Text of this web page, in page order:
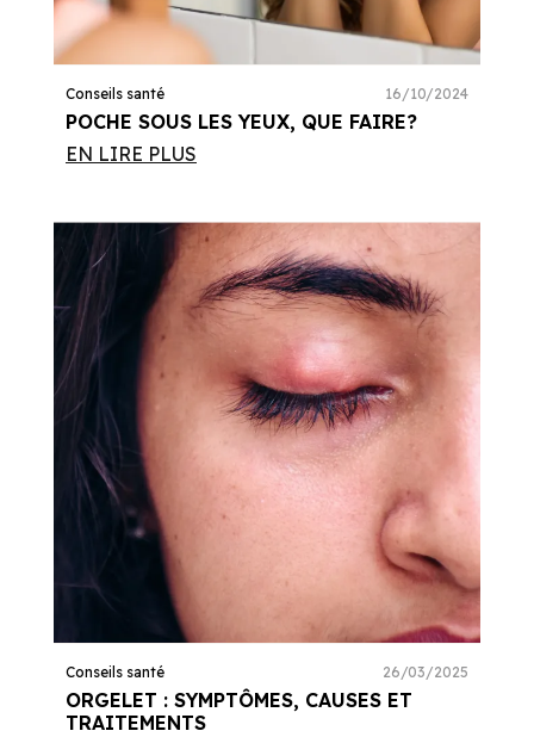
POCHE SOUS LES YEUX, QUE FAIRE?
Conseils santé 16/10/2024
EN LIRE PLUS
ORGELET : SYMPTÔMES, CAUSES ET
TRAITEMENTS
Conseils santé 26/03/2025